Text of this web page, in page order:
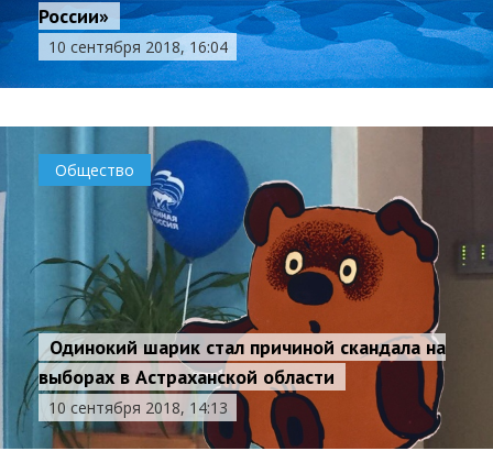
России»
10 сентября 2018, 16:04
Общество
Одинокий шарик стал причиной скандала на
выборах в Астраханской области
10 сентября 2018, 14:13